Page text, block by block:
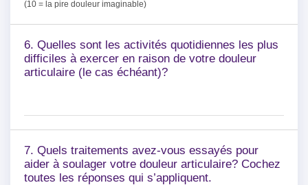
(10 = la pire douleur imaginable)
6. Quelles sont les activités quotidiennes les plus
difficiles à exercer en raison de votre douleur
articulaire (le cas échéant)?
7. Quels traitements avez-vous essayés pour
aider à soulager votre douleur articulaire? Cochez
toutes les réponses qui s’appliquent.